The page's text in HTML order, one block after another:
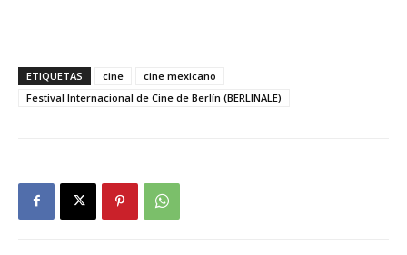
ETIQUETAS cine
cine mexicano
Festival Internacional de Cine de Berlín (BERLINALE)